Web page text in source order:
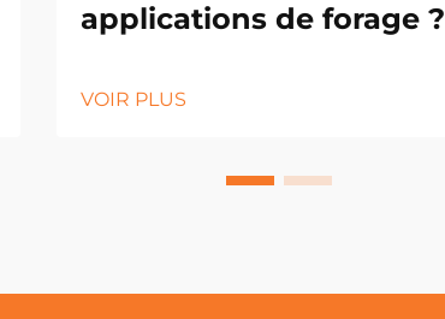
applications de forage ?
VOIR PLUS